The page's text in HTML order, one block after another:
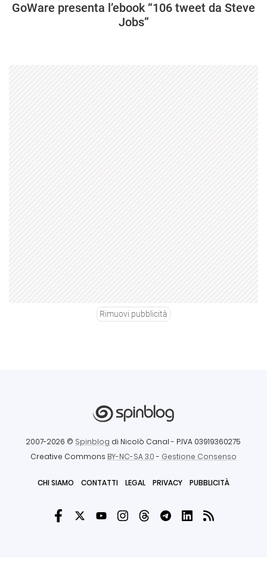
GoWare presenta l’ebook “106 tweet da Steve
Jobs”
Rimuovi pubblicità
2007-2026 © Spinblog di Nicolò Canal - P.IVA 03919360275
Creative Commons BY-NC-SA 3.0- Gestione Consenso
CHI SIAMO CONTATTI LEGAL PRIVACY PUBBLICITÀ